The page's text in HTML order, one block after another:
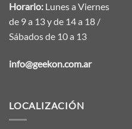
Horario: Lunes a Viernes
de 9 a 13 y de 14 a 18 /
Sábados de 10 a 13
info@geekon.com.ar
LOCALIZACIÓN